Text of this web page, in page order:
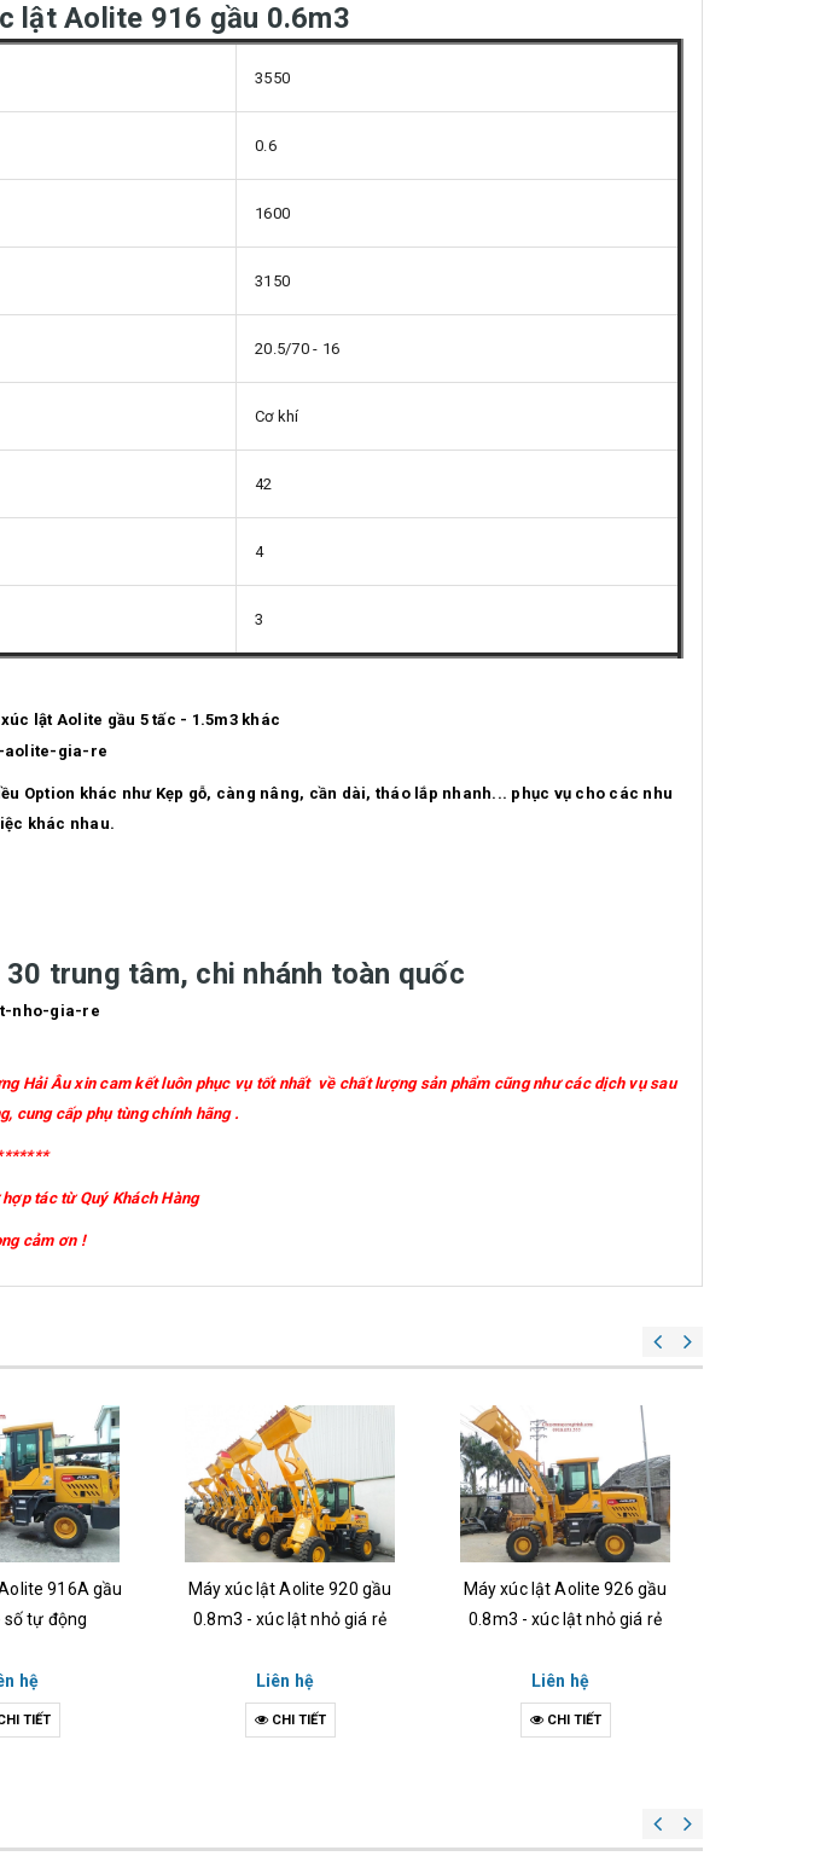
lật Aolite 916 gầu 0.6m3
3550
0.6
1600
3150
20.5/70 - 16
Cơ khí
42
4
3
lật Aolite gầu 5 tấc - 1.5m3 khác
Option khác như Kẹp gỗ, càng nâng, cần dài, tháo lắp nhanh... phục vụ cho các nhu
khác nhau.
trung tâm, chi nhánh toàn quốc
Hải Âu xin cam kết luôn phục vụ tốt nhất về chất lượng sản phẩm cũng như các dịch vụ sau
cung cấp phụ tùng chính hãng .
tác từ Quý Khách Hàng
cảm ơn !
916A gầu
số tự động
hệ
TIẾT
Máy xúc lật Aolite 920 gầu
0.8m3 - xúc lật nhỏ giá rẻ
Liên hệ
CHI TIẾT
Máy xúc lật Aolite 926 gầu
0.8m3 - xúc lật nhỏ giá rẻ
Liên hệ
CHI TIẾT